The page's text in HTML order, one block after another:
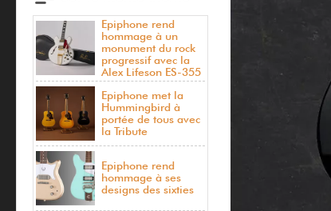
Epiphone rend
hommage à un
monument du rock
progressif avec la
Alex Lifeson ES-355
Epiphone met la
Hummingbird à
portée de tous avec
la Tribute
Epiphone rend
hommage à ses
designs des sixties